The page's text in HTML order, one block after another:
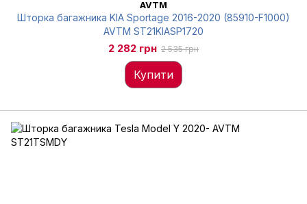
AVTM
Шторка багажника KIA Sportage 2016-2020 (85910-F1000)
AVTM ST21KIASP1720
2 282 грн 2 535 грн
Купити